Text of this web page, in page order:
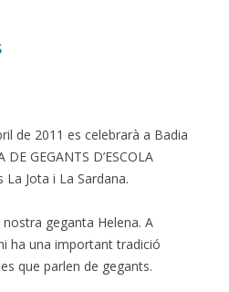
de 2011 es celebrarà a Badia
GEGANTS D’ESCOLA
Jota i La Sardana.
geganta Helena. A
ha una important tradició
que parlen de gegants.